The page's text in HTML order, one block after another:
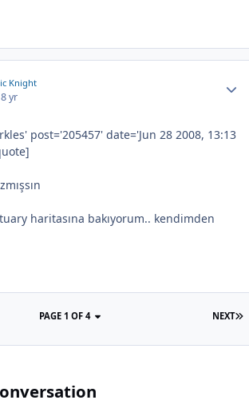
Knight
yr
post='205457' date='Jun 28 2008, 13:13
haritasına bakıyorum.. kendimden
NEXT
PAGE 1 OF 4